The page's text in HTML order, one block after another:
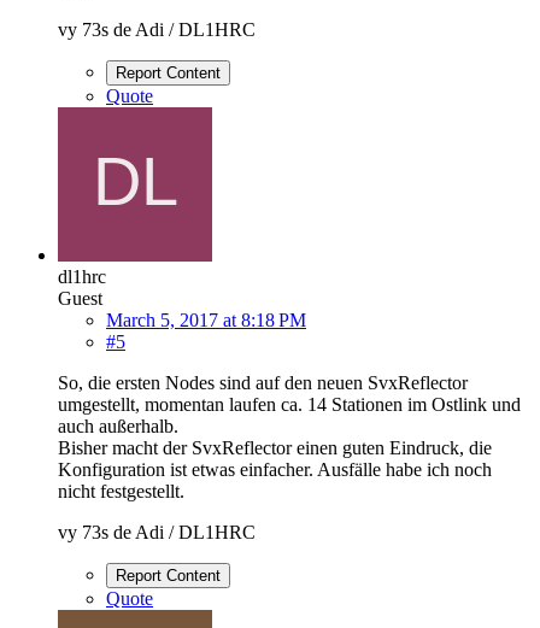
vy 73s de Adi / DL1HRC
Report Content
Quote
dl1hrc
Guest
March 5, 2017 at 8:18 PM
#5
So, die ersten Nodes sind auf den neuen SvxReflector
umgestellt, momentan laufen ca. 14 Stationen im Ostlink und
auch außerhalb.
Bisher macht der SvxReflector einen guten Eindruck, die
Konfiguration ist etwas einfacher. Ausfälle habe ich noch
nicht festgestellt.
vy 73s de Adi / DL1HRC
Report Content
Quote